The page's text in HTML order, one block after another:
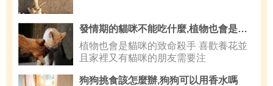
發情期的貓咪不能吃什麼,植物也會是貓咪的致命殺手
植物也會是貓咪的致命殺手 喜歡養花並
且家裡又有貓咪的朋友需要注
狗狗挑食該怎麼辦,狗狗可以用香水嗎